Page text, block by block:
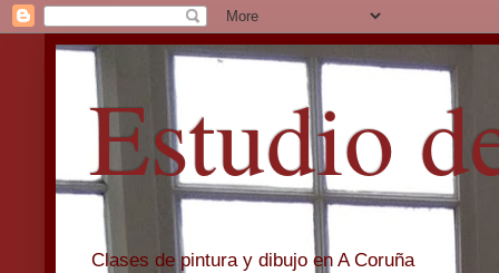
Estudio
Clases de pintura y dibujo en A Coruña